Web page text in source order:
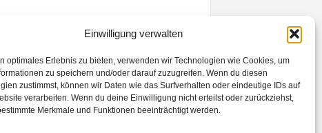
Einwilligung verwalten
optimales Erlebnis zu bieten, verwenden wir Technologien wie Cookies, um
zu speichern und/oder darauf zuzugreifen. Wenn du diesen
zustimmst, können wir Daten wie das Surfverhalten oder eindeutige IDs auf
verarbeiten. Wenn du deine Einwilligung nicht erteilst oder zurückziehst,
Merkmale und Funktionen beeinträchtigt werden.